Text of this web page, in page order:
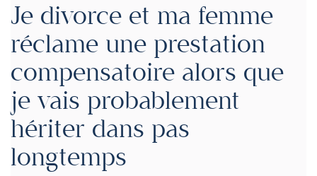
Je divorce et ma femme
réclame une prestation
compensatoire alors que
je vais probablement
hériter dans pas
longtemps